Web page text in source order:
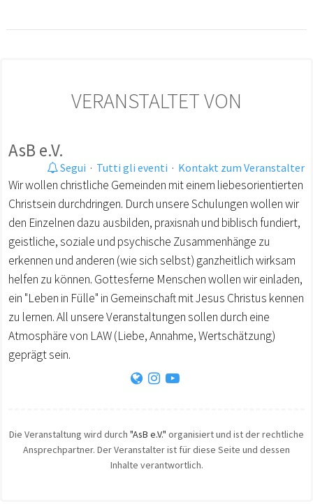
VERANSTALTET VON
AsB e.V.
Segui · Tutti gli eventi · Kontakt zum Veranstalter
Wir wollen christliche Gemeinden mit einem liebesorientierten
Christsein durchdringen. Durch unsere Schulungen wollen wir
den Einzelnen dazu ausbilden, praxisnah und biblisch fundiert,
geistliche, soziale und psychische Zusammenhänge zu
erkennen und anderen (wie sich selbst) ganzheitlich wirksam
helfen zu können. Gottesferne Menschen wollen wir einladen,
ein "Leben in Fülle" in Gemeinschaft mit Jesus Christus kennen
zu lernen. All unsere Veranstaltungen sollen durch eine
Atmosphäre von LAW (Liebe, Annahme, Wertschätzung)
geprägt sein.
Die Veranstaltung wird durch "AsB e.V." organisiert und ist der rechtliche
Ansprechpartner. Der Veranstalter ist für diese Seite und dessen
Inhalte verantwortlich.